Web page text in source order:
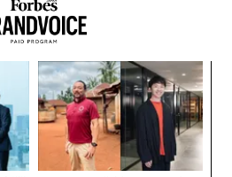
）は2023年末に約105兆ドル
した。だが、NASAも他の宇宙機
ケを採掘する方法の研究は進め
星になる前に破壊的な衝突を経
露出した状態にあるものと、科